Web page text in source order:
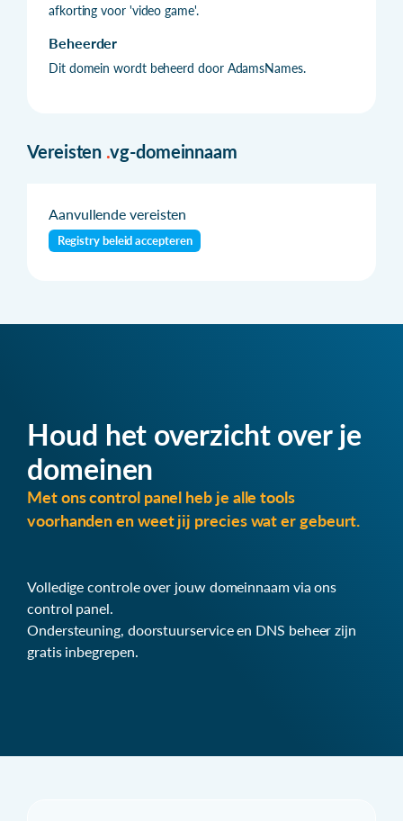
afkorting voor 'video game'.
Beheerder
Dit domein wordt beheerd door AdamsNames.
Vereisten .vg-domeinnaam
Aanvullende vereisten
Registry beleid accepteren
Houd het overzicht over je
domeinen
Met ons control panel heb je alle tools
voorhanden en weet jij precies wat er gebeurt.
Volledige controle over jouw domeinnaam via ons
control panel.
Ondersteuning, doorstuurservice en DNS beheer zijn
gratis inbegrepen.